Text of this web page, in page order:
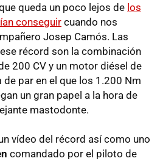
queda un poco lejos de los
conseguir cuando nos
Josep Camós. Las
récord son la combinación
200 CV y un motor diésel de
par en el que los 1.200 Nm
un gran papel a la hora de
mastodonte.
vídeo del récord así como uno
comandado por el piloto de